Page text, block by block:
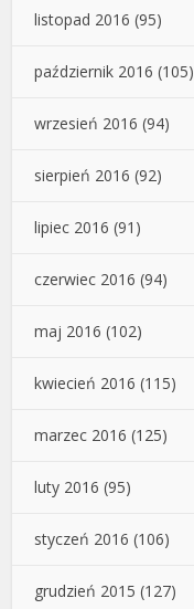
listopad 2016 (95)
październik 2016 (105)
wrzesień 2016 (94)
sierpień 2016 (92)
lipiec 2016 (91)
czerwiec 2016 (94)
maj 2016 (102)
kwiecień 2016 (115)
marzec 2016 (125)
luty 2016 (95)
styczeń 2016 (106)
grudzień 2015 (127)